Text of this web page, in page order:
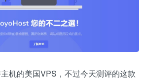
机的美国VPS，不过今天测评的这款